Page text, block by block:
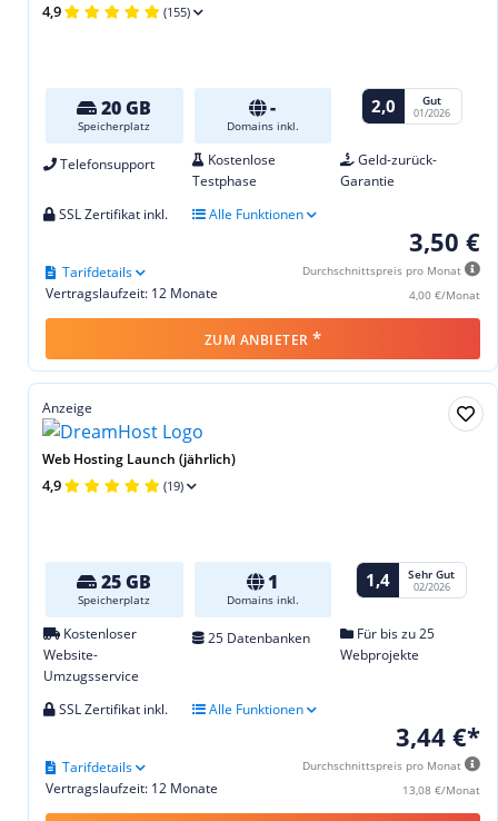
4,9 (155)
20 GB
Speicherplatz
-
Domains inkl.
2,0 Gut
01/2026
Telefonsupport
Kostenlose
Testphase
Geld-zurück-
Garantie
SSL Zertifikat inkl.
Alle Funktionen
3,50 €
Durchschnittspreis pro Monat
4,00 €/Monat
Vertragslaufzeit: 12 Monate
Tarifdetails
ZUM ANBIETER *
Anzeige
Web Hosting Launch (jährlich)
4,9 (19)
25 GB
Speicherplatz
1
Domains inkl.
1,4 Sehr Gut
02/2026
Kostenloser
Website-
Umzugsservice
25 Datenbanken
Für bis zu 25
Webprojekte
SSL Zertifikat inkl. Alle Funktionen
3,44 €*
Durchschnittspreis pro Monat
13,08 €/Monat
Vertragslaufzeit: 12 Monate
Tarifdetails